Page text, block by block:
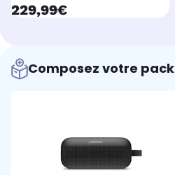
currentPrice
229,99€
Composez votre pack